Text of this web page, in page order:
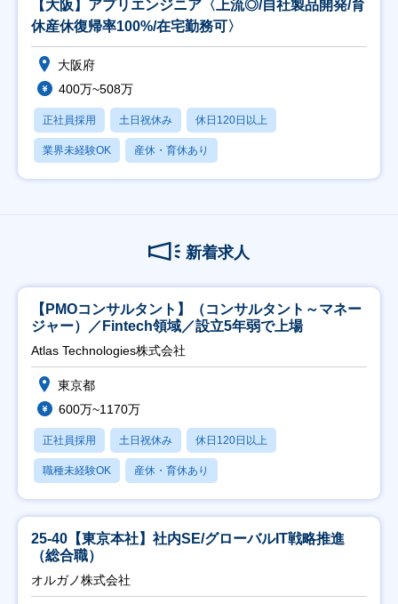
【大阪】アプリエンジニア〈上流◎/自社製品開発/育
休産休復帰率100%/在宅勤務可〉
大阪府
400万~508万
正社員採用 土日祝休み 休日120日以上
業界未経験OK 産休・育休あり
新着求人
【PMOコンサルタント】（コンサルタント～マネー
ジャー）／Fintech領域／設立5年弱で上場
Atlas Technologies株式会社
東京都
600万~1170万
正社員採用 土日祝休み 休日120日以上
職種未経験OK 産休・育休あり
25-40【東京本社】社内SE/グローバルIT戦略推進
（総合職）
オルガノ株式会社